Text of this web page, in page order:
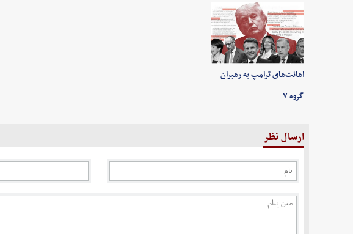
اهانت‌های ترامپ به رهبران
گروه ۷
ارسال نظر